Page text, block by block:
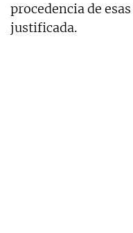
procedencia de
justificada.